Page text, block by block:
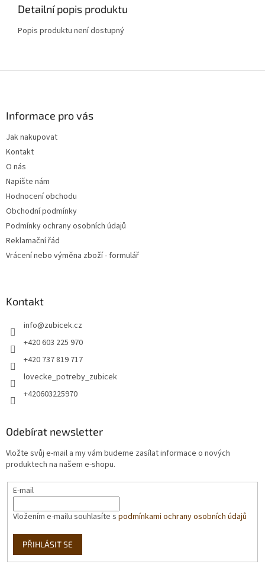
Detailní popis produktu
Popis produktu není dostupný
Informace pro vás
Jak nakupovat
Kontakt
O nás
Napište nám
Hodnocení obchodu
Obchodní podmínky
Podmínky ochrany osobních údajů
Reklamační řád
Vrácení nebo výměna zboží - formulář
Kontakt
info@zubicek.cz
+420 603 225 970
+420 737 819 717
lovecke_potreby_zubicek
+420603225970
Odebírat newsletter
Vložte svůj e-mail a my vám budeme zasílat informace o nových
produktech na našem e-shopu.
E-mail
Vložením e-mailu souhlasíte s podmínkami ochrany osobních údajů
PŘIHLÁSIT SE